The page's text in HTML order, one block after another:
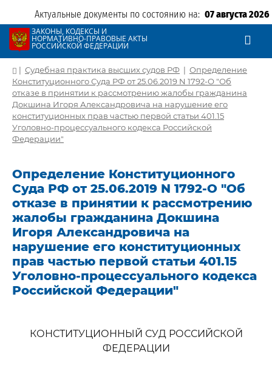
Актуальные документы по состоянию на: 07 августа 2026
ЗАКОНЫ, КОДЕКСЫ И
НОРМАТИВНО-ПРАВОВЫЕ АКТЫ
РОССИЙСКОЙ ФЕДЕРАЦИИ
| Судебная практика высших судов РФ | Определение
Конституционного Суда РФ от 25.06.2019 N 1792-О "Об
отказе в принятии к рассмотрению жалобы гражданина
Докшина Игоря Александровича на нарушение его
конституционных прав частью первой статьи 401.15
Уголовно-процессуального кодекса Российской
Федерации"
Определение Конституционного
Суда РФ от 25.06.2019 N 1792-О "Об
отказе в принятии к рассмотрению
жалобы гражданина Докшина
Игоря Александровича на
нарушение его конституционных
прав частью первой статьи 401.15
Уголовно-процессуального кодекса
Российской Федерации"
КОНСТИТУЦИОННЫЙ СУД РОССИЙСКОЙ
ФЕДЕРАЦИИ